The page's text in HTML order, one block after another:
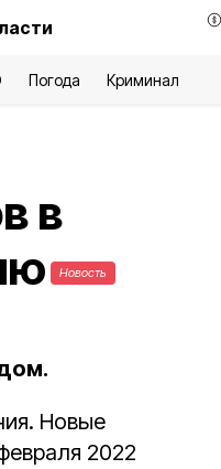
Погода Криминал
в
Новость
Новые
2022